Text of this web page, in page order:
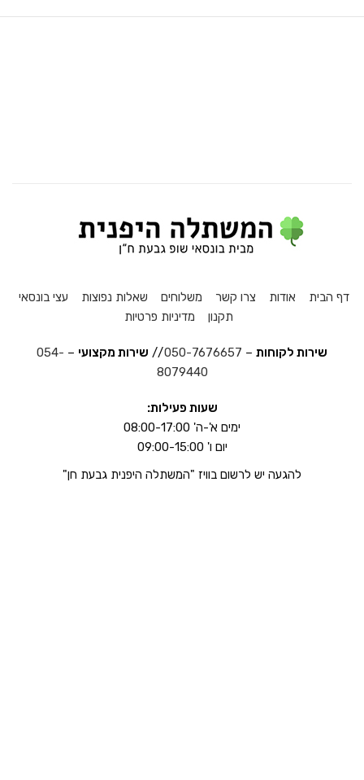
דף הבית אודות צרו קשר משלוחים שאלות נפוצות
עצי בונסאי
תקנון
מדיניות פרטיות
שירות לקוחות –
050-7676657
// שירות מקצועי –
054-
8079440
שעות פעילות:
ימים א'-ה' 08:00-17:00
יום ו' 09:00-15:00
להגעה יש לרשום בוויז "המשתלה היפנית גבעת חן"